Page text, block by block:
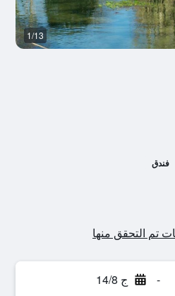
فندق
- ج 14/8
1/13